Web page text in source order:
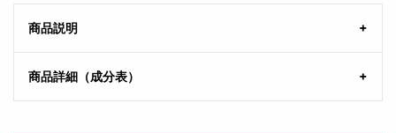
商品説明
商品詳細（成分表）